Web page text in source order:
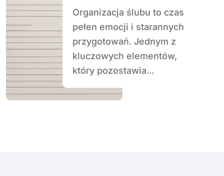
Organizacja ślubu to czas
pełen emocji i starannych
przygotowań. Jednym z
kluczowych elementów,
który pozostawia...